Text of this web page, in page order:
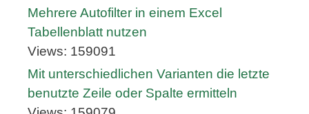
Mehrere Autofilter in einem Excel
Tabellenblatt nutzen
Views: 159091
Mit unterschiedlichen Varianten die letzte
benutzte Zeile oder Spalte ermitteln